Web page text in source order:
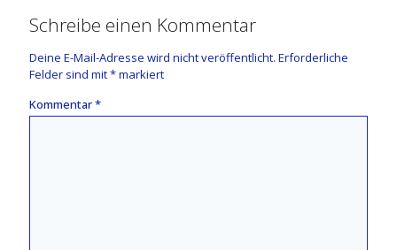
Schreibe einen Kommentar
Deine E-Mail-Adresse wird nicht veröffentlicht. Erforderliche
Felder sind mit*markiert
Kommentar*